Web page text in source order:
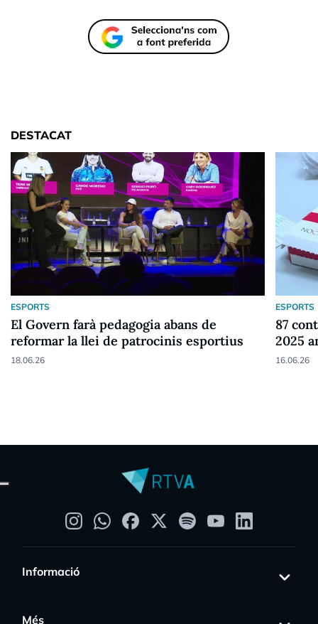
DESTACAT
ESPORTS
El Govern farà pedagogia abans de
reformar la llei de patrocinis esportius
18.06.26
ESPORTS
87
2025
16.06.26
Informació
Més